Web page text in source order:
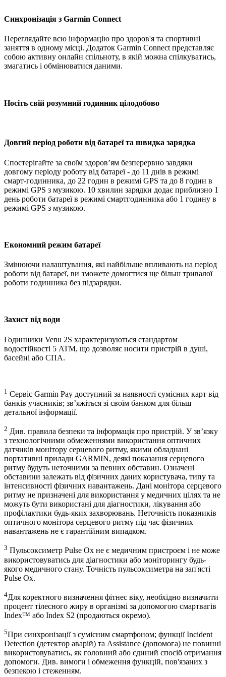
Синхронізація з Garmin Connect
Переглядайте всю інформацію про здоров'я та спортивні
заняття в одному місці. Додаток Garmin Connect представляє
собою активну онлайн спільноту, в якій можна спілкуватись,
змагатись і обмінюватися даними.
Носіть свій розумний годинник цілодобово
Довгий період роботи від батареї та швидка зарядка
Спостерігайте за своїм здоров’ям безперервно завдяки
довгому періоду роботу від батареї - до 11 днів в режимі
смарт-годинника, до 22 годин в режимі GPS та до 8 годин в
режимі GPS з музикою. 10 хвилин зарядки додає приблизно 1
день роботи батареї в режимі смартгодинника або 1 годину в
режимі GPS з музикою.
Економний режим батареї
Змінюючи налаштування, які найбільше впливають на період
роботи від батареї, ви зможете домогтися ще більш тривалої
роботи годинника без підзарядки.
Захист від води
Годинники Venu 2S характеризуються стандартом
водостійкості 5 ATM, що дозволяє носити пристрій в душі,
басейні або СПА.
1 Сервіс Garmin Pay доступний за наявності сумісних карт від
банків учасників; зв’яжіться зі своїм банком для більш
детальної інформації.
2 Див. правила безпеки та інформація про пристрій. У зв’язку
з технологічними обмеженнями використання оптичних
датчиків монітору серцевого ритму, якими обладнані
портативні прилади GARMIN, деякі показання серцевого
ритму будуть неточними за певних обставин. Означені
обставини залежать від фізичних даних користувача, типу та
інтенсивності фізичних навантажень. Дані монітора серцевого
ритму не призначені для використання у медичних цілях та не
можуть бути використані для діагностики, лікування або
профілактики будь-яких захворювань. Неточність показників
оптичного монітора серцевого ритму під час фізичних
навантажень не є гарантійним випадком.
3 Пульсоксиметр Pulse Ox не є медичним пристроєм і не може
використовуватись для діагностики або моніторингу будь-
якого медичного стану. Точність пульсоксиметра на зап'ясті
Pulse Ox.
4Для коректного визначення фітнес віку, необхідно визначити
процент тілесного жиру в організмі за допомогою смартвагів
Index™ або Index S2 (продаються окремо).
5При синхронізації з сумісним смартфоном; функції Incident
Detection (детектор аварій) та Assistance (допомога) не повинні
використовуватись, як головний або єдиний спосіб отримання
допомоги. Див. вимоги і обмеження функцій, пов'язаних з
безпекою і стеженням.